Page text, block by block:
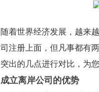
随着世界经济发展，越来
司注册上面，但凡事都有
突出的几点进行对比，为
成立离岸公司的优势